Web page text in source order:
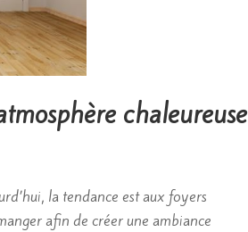
chaleureuse
la tendance est aux foyers
afin de créer une ambiance